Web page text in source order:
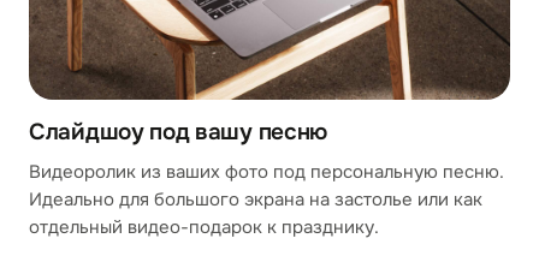
Слайдшоу под вашу песню
Видеоролик из ваших фото под персональную песню.
Идеально для большого экрана на застолье или как
отдельный видео-подарок к празднику.